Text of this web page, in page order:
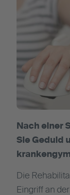
Nach einer
Sie Geduld
Die
Eingriff an